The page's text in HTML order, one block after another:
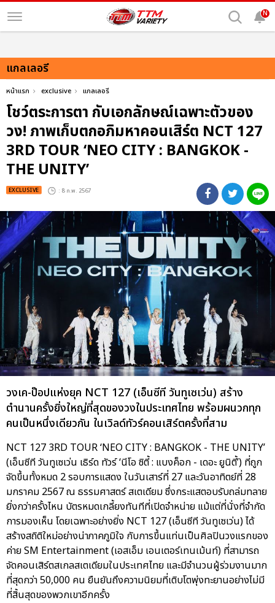
N
แกลเลอรี
หน้าแรก exclusive แกลเลอรี
โชว์ตระการตา กับเอกลักษณ์เฉพาะตัวของ
วง! ภาพเก็บตกอภิมหาคอนเสิร์ต NCT 127
3RD TOUR ‘NEO CITY : BANGKOK -
THE UNITY’
EXCLUSIVE : 8 ก.พ. 2567
วงเค-ป๊อปแห่งยุค NCT 127 (เอ็นซีที วันทูเซเว่น) สร้าง
ตำนานครั้งยิ่งใหญ่ที่สุดของวงในประเทศไทย พร้อมผนวกทุก
คนเป็นหนึ่งเดียวกัน ในเวิลด์ทัวร์คอนเสิร์ตครั้งที่สาม
NCT 127 3RD TOUR ‘NEO CITY : BANGKOK - THE UNITY’
(เอ็นซีที วันทูเซเว่น เธิร์ด ทัวร์ ‘นีโอ ซิตี้ : แบงค็อก - เดอะ ยูนิตี้’) ที่ถูก
จัดขึ้นทั้งหมด 2 รอบการแสดง ในวันเสาร์ที่ 27 และวันอาทิตย์ที่ 28
มกราคม 2567 ณ ธรรมศาสตร์ สเตเดียม ซึ่งกระแสตอบรับถล่มทลาย
ยิ่งกว่าครั้งไหน บัตรหมดเกลี้ยงทันทีที่เปิดจำหน่าย แม้แต่ที่นั่งที่จำกัด
การมองเห็น โดยเฉพาะอย่างยิ่ง NCT 127 (เอ็นซีที วันทูเซเว่น) ได้
สร้างสถิติใหม่อย่างน่าภาคภูมิใจ กับการขึ้นแท่นเป็นศิลปินวงแรกของ
ค่าย SM Entertainment (เอสเอ็ม เอนเตอร์เทนเม้นท์) ที่สามารถ
จัดคอนเสิร์ตสเกลสเตเดียมในประเทศไทย และมีจำนวนผู้ร่วมงานมาก
ที่สุดกว่า 50,000 คน ยืนยันถึงความนิยมที่เติบโตพุ่งทะยานอย่างไม่มี
ที่สิ้นสุดของพวกเขาอีกครั้ง